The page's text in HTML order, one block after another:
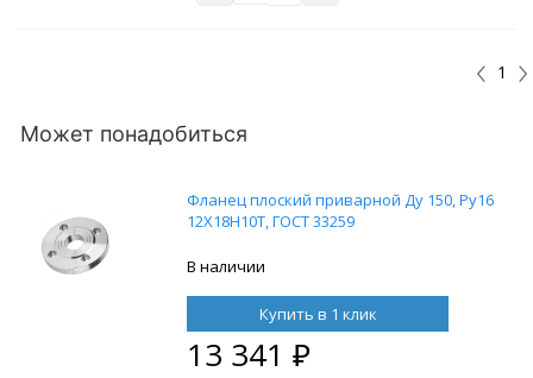
1
Может понадобиться
Фланец плоский приварной Ду 150, Ру16
12Х18Н10Т, ГОСТ 33259
В наличии
Купить в 1 клик
13 341 ₽